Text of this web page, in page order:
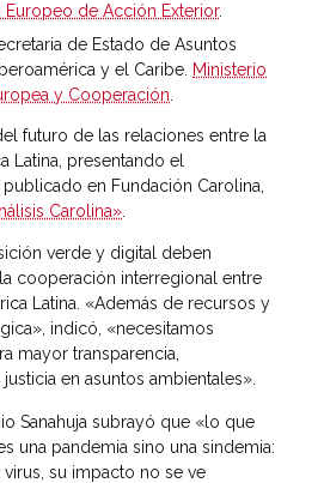
Europeo de Acción Exterior.
de Estado de Asuntos
y el Caribe. Ministerio
y Cooperación.
futuro de las relaciones entre la
Latina, presentando el
en Fundación Carolina,
Carolina»
verde y digital deben
cooperación interregional entre
Latina. «Además de recursos y
indicó, «necesitamos
mayor transparencia,
en asuntos ambientales».
Sanahuja subrayó que «l o que
una pandemia sino una sindemia:
su impacto no se ve